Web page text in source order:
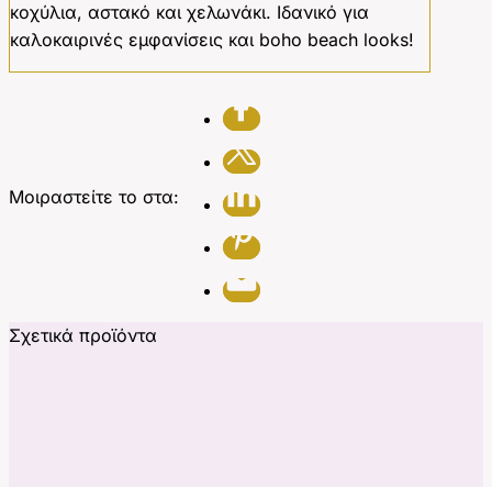
κοχύλια, αστακό και χελωνάκι. Ιδανικό για
καλοκαιρινές εμφανίσεις και boho beach looks!
Μοιραστείτε το στα:
Σχετικά προϊόντα